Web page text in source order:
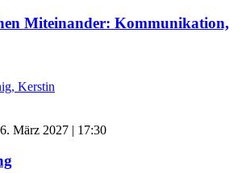
Miteinander: Kommunikation,
Kerstin
6. März 2027 | 17:30